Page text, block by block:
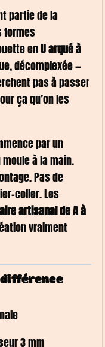
partie de la
formes
enU arqué à
décomplexée —
pas à passer
ça qu’on les
par un
à la main.
Pas de
coller. Les
artisanal de A à
vraiment
3 mm